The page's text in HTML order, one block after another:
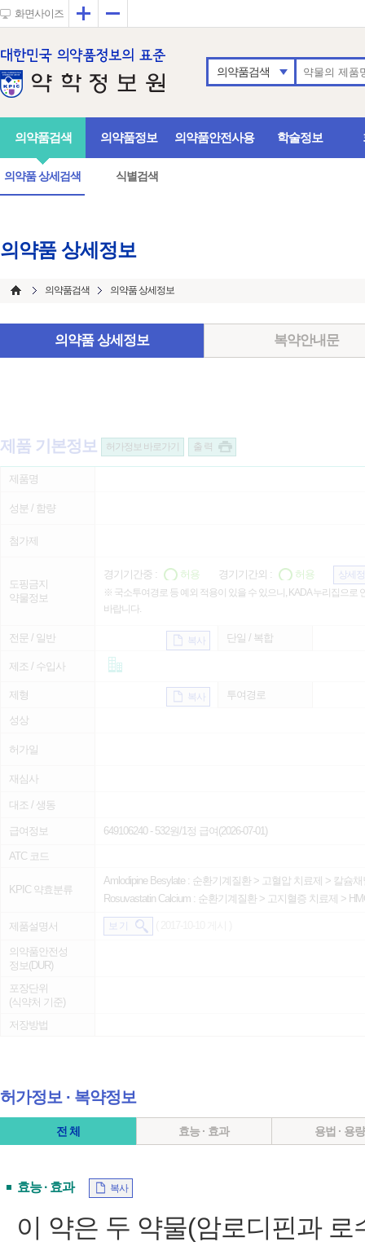
화면사이즈 확대
의약품검색
의약품검색
의약품 상세검색 식별검색
의약품정보 의약품안전사용 학술정보
의약품 상세정보
의약품검색 의약품 상세정보
의약품 상세정보 복약안내문
제품 기본정보 허가정보 바로가기 출 력
제품명
성분 / 함량
첨가제
도핑금지
약물정보
경기기간중 : 허용 경기기간외 : 허용
상세
※ 국소투여경로 등 예외 적용이 있을 수 있으니, KADA 누리집으로
바랍니다.
전문 / 일반 복사 단일 / 복합
제조 / 수입사
제형 복사 투여경로
성상
허가일
재심사
대조 / 생동
급여정보 649106240- 532원/1정 급여(2026-07-01)
ATC 코드
KPIC 약효분류
Amlodipine Besylate : 순환기계질환 > 고혈압 치료제 > 칼슘
Rosuvastatin Calcium : 순환기계질환 > 고지혈증 치료제 >
제품설명서 보 기
의약품안전성
정보(DUR)
포장단위
(식약처 기준)
저장방법
허가정보 ∙ 복약정보
전 체 효능 · 효과 용법 · 용량
효능 · 효과 복사
이 약은 두 약물(암로디핀과